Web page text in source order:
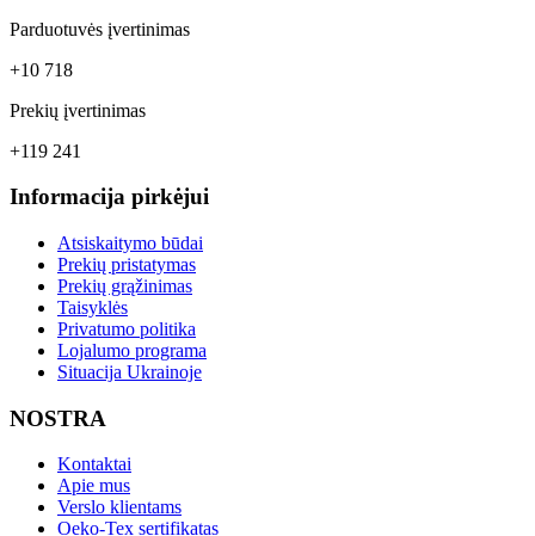
Parduotuvės įvertinimas
+10 718
Prekių įvertinimas
+119 241
Informacija pirkėjui
Atsiskaitymo būdai
Prekių pristatymas
Prekių grąžinimas
Taisyklės
Privatumo politika
Lojalumo programa
Situacija Ukrainoje
NOSTRA
Kontaktai
Apie mus
Verslo klientams
Oeko-Tex sertifikatas